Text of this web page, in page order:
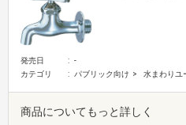
発売日
-
カテゴリ
パブリック向け 水まわりユ
商品についてもっと詳しく